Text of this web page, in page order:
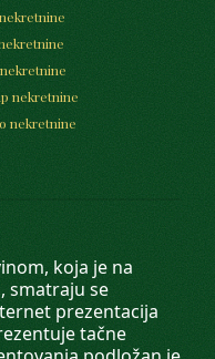
koja je na
smatraju se
prezentacija
tačne
nekretnine
nekretnine